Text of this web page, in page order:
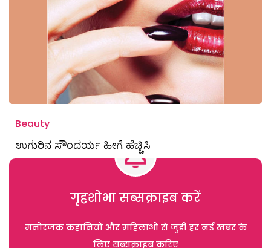
Beauty
ಉಗುರಿನ ಸೌಂದರ್ಯ ಹೀಗೆ ಹೆಚ್ಚಿಸಿ
गृहशोभा सब्सक्राइब करें
मनोरंजक कहानियों और महिलाओं से जुड़ी हर नई खबर के
लिए सब्सक्राइब करिए